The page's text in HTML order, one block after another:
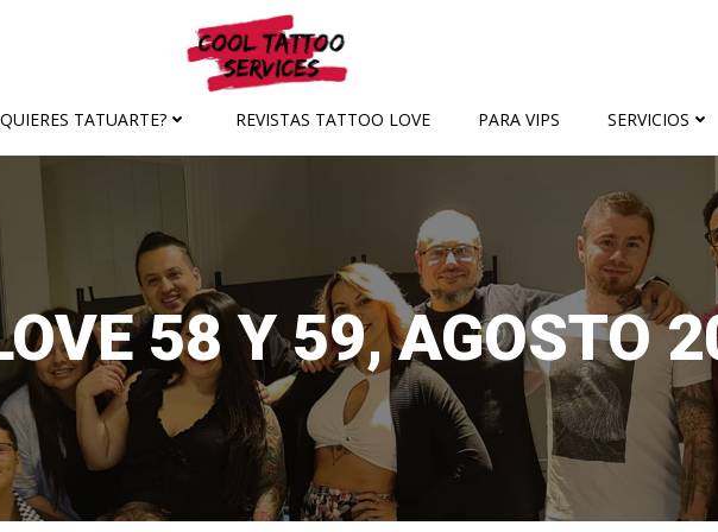
TATUARTE? REVISTAS TATTOO LOVE PARA VIPS SERVICIOS
58 Y 59, AGOSTO